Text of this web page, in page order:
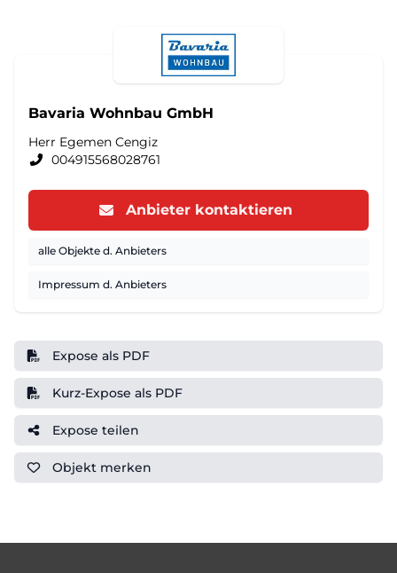
Bavaria Wohnbau GmbH
Herr Egemen Cengiz
004915568028761
Anbieter kontaktieren
alle Objekte d. Anbieters
Impressum d. Anbieters
Expose als PDF
Kurz-Expose als PDF
Expose teilen
Objekt merken